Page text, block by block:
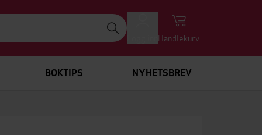
Handlekurv
BOKTIPS NYHETSBREV